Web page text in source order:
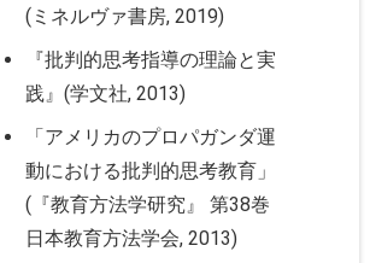
(ミネルヴァ書房, 2019)
『批判的思考指導の理論と実
践』(学文社, 2013)
「アメリカのプロパガンダ運
動における批判的思考教育」
(『教育方法学研究』 第38巻
日本教育方法学会, 2013)